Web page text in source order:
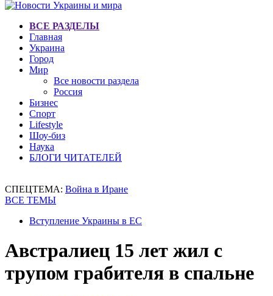
ВСЕ РАЗДЕЛЫ
Главная
Украина
Город
Мир
Все новости раздела
Россия
Бизнес
Спорт
Lifestyle
Шоу-биз
Наука
БЛОГИ ЧИТАТЕЛЕЙ
СПЕЦТЕМА: Война в Иране
ВСЕ ТЕМЫ
Вступление Украины в ЕС
Австралиец 15 лет жил с
трупом грабителя в спальне